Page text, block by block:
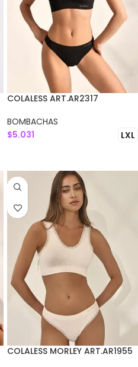
COLALESS ART.AR2317
BOMBACHAS
$5.031 LXL
COLALESS MORLEY ART.AR1955